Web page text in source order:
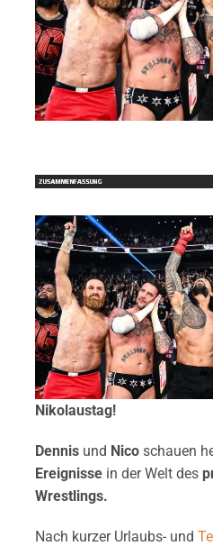
Nikolaustag!
Dennis und Nicoschauen
Ereignisse in der Welt des
Wrestlings.
Nach kurzer Urlaubs- und